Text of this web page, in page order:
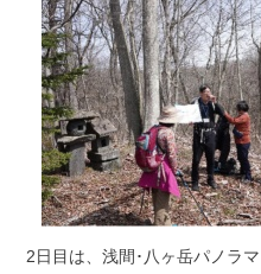
2日目は、浅間･八ヶ岳パノラ